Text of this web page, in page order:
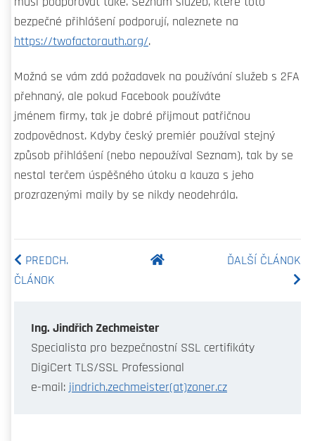
bezpečné přihlášení podporují, naleznete na
https://twofactorauth.org/.
Možná se vám zdá požadavek na používání služeb s 2FA
přehnaný, ale pokud Facebook používáte
jménem firmy, tak je dobré přijmout patřičnou
zodpovědnost. Kdyby český premiér používal stejný
způsob přihlášení (nebo nepoužíval Seznam), tak by se
nestal terčem úspěšného útoku a kauza s jeho
prozrazenými maily by se nikdy neodehrála.
PREDCH.
ČLÁNOK
ĎALŠÍ ČLÁNOK
Ing. Jindřich Zechmeister
Specialista pro bezpečnostní SSL certifikáty
DigiCert TLS/SSL Professional
e-mail: jindrich.zechmeister(at)zoner.cz